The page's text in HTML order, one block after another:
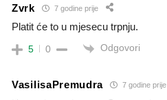
Zvrk 7 godine prije
Platit će to u mjesecu trpnju.
5 0 Odgovori
VasilisaPremudra 7 godine prije